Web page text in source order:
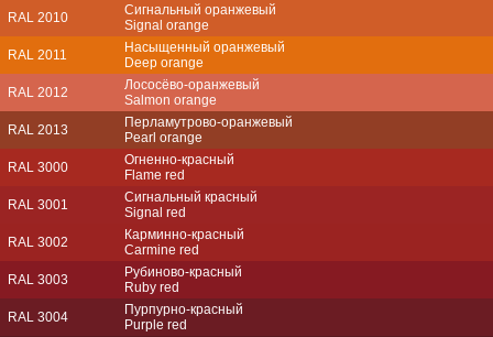
RAL 2010
Сигнальный оранжевый
Signal orange
RAL 2011
Насыщенный оранжевый
Deep orange
RAL 2012
Лососёво-оранжевый
Salmon orange
RAL 2013
Перламутрово-оранжевый
Pearl orange
RAL 3000
Огненно-красный
Flame red
RAL 3001
Сигнальный красный
Signal red
RAL 3002
Карминно-красный
Carmine red
RAL 3003
Рубиново-красный
Ruby red
RAL 3004
Пурпурно-красный
Purple red